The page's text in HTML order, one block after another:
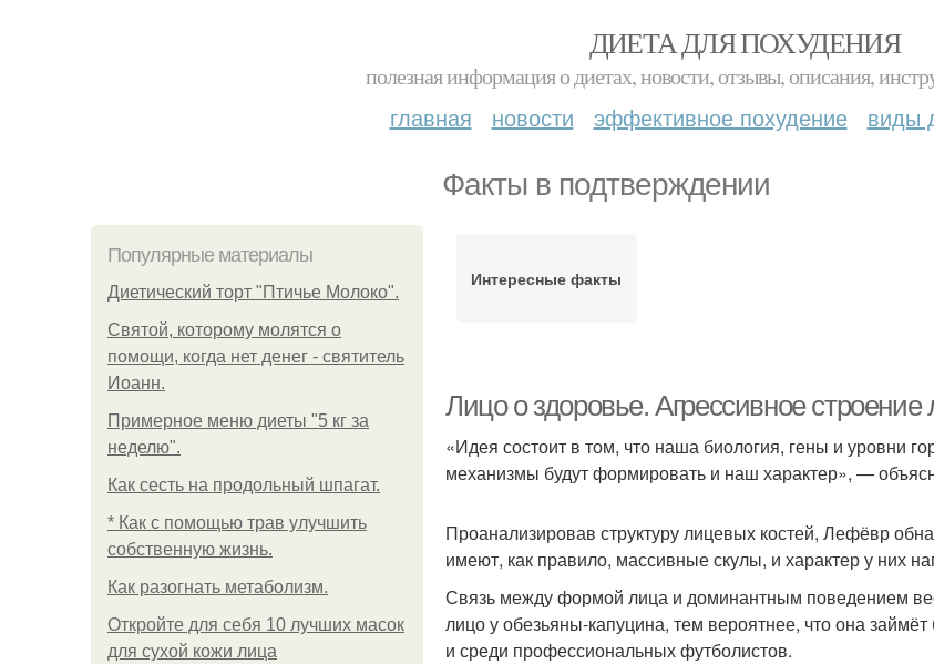
ДИЕТА ДЛЯ ПОХУДЕНИЯ
полезная информация о диетах, новости, отзывы, описания,
главная новости эффективное похудение виды
Факты в подтверждении
Популярные материалы
Диетический торт "Птичье Молоко".
Святой, которому молятся о
помощи, когда нет денег - святитель
Иоанн.
Примерное меню диеты "5 кг за
неделю".
Как сесть на продольный шпагат.
* Как с помощью трав улучшить
собственную жизнь.
Как разогнать метаболизм.
Откройте для себя 10 лучших масок
для сухой кожи лица
Интересные факты
Лицо о здоровье. Агрессивное строение
«Идея состоит в том, что наша биология, гены и уровни
механизмы будут формировать и наш характер», —
Проанализировав структуру лицевых костей, Лефёвр
имеют, как правило, массивные скулы, и характер у них
Связь между формой лица и доминантным поведением
лицо у обезьяны-капуцина, тем вероятнее, что она
и среди профессиональных футболистов.